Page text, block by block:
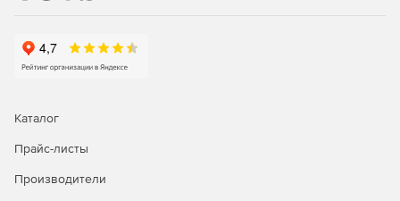
Каталог
Прайс-листы
Производители